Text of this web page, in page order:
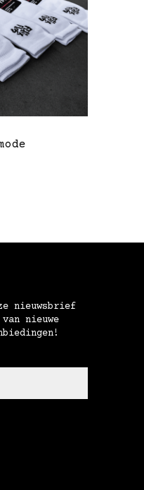
nieuwsbrief
nieuwe